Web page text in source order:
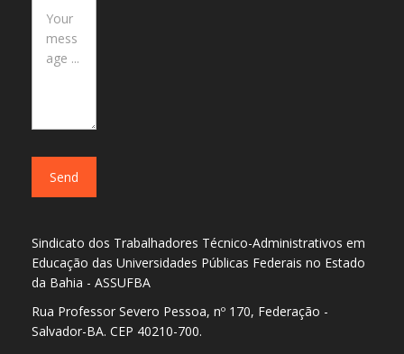
Sindicato dos Trabalhadores Técnico-Administrativos em
Educação das Universidades Públicas Federais no Estado
da Bahia - ASSUFBA
Rua Professor Severo Pessoa, nº 170, Federação -
Salvador-BA. CEP 40210-700.